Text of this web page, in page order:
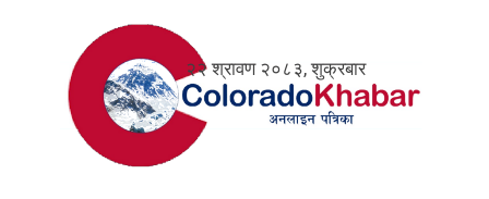
२२ श्रावण २०८३, शुक्रबार